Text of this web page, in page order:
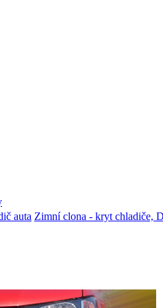
auta Zimní clona - kryt chladiče,